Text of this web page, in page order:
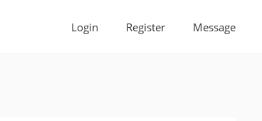
Login Register Message